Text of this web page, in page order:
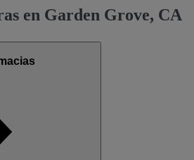
en Garden Grove, CA